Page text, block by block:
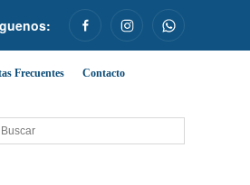
Frecuentes
Contacto